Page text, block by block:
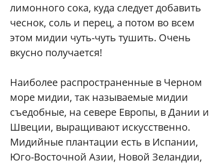
лимонного сока, куда следует добавить
чеснок, соль и перец, а потом во всем
этом мидии чуть-чуть тушить. Очень
вкусно получается!
Наиболее распространенные в Черном
море мидии, так называемые мидии
съедобные, на севере Европы, в Дании и
Швеции, выращивают искусственно.
Мидийные плантации есть в Испании,
Юго-Восточной Азии, Новой Зеландии,